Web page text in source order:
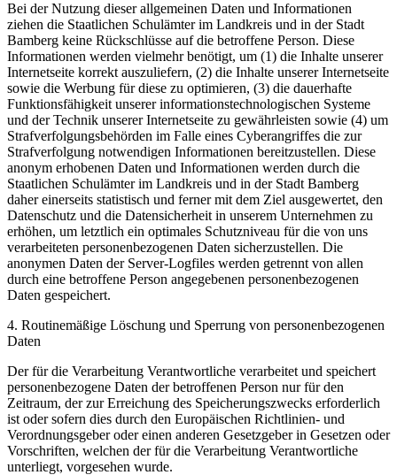
Bei der Nutzung dieser allgemeinen Daten und Informationen
ziehen die Staatlichen Schulämter im Landkreis und in der Stadt
Bamberg keine Rückschlüsse auf die betroffene Person. Diese
Informationen werden vielmehr benötigt, um (1) die Inhalte unserer
Internetseite korrekt auszuliefern, (2) die Inhalte unserer Internetseite
sowie die Werbung für diese zu optimieren, (3) die dauerhafte
Funktionsfähigkeit unserer informationstechnologischen Systeme
und der Technik unserer Internetseite zu gewährleisten sowie (4) um
Strafverfolgungsbehörden im Falle eines Cyberangriffes die zur
Strafverfolgung notwendigen Informationen bereitzustellen. Diese
anonym erhobenen Daten und Informationen werden durch die
Staatlichen Schulämter im Landkreis und in der Stadt Bamberg
daher einerseits statistisch und ferner mit dem Ziel ausgewertet, den
Datenschutz und die Datensicherheit in unserem Unternehmen zu
erhöhen, um letztlich ein optimales Schutzniveau für die von uns
verarbeiteten personenbezogenen Daten sicherzustellen. Die
anonymen Daten der Server-Logfiles werden getrennt von allen
durch eine betroffene Person angegebenen personenbezogenen
Daten gespeichert.
4. Routinemäßige Löschung und Sperrung von personenbezogenen
Daten
Der für die Verarbeitung Verantwortliche verarbeitet und speichert
personenbezogene Daten der betroffenen Person nur für den
Zeitraum, der zur Erreichung des Speicherungszwecks erforderlich
ist oder sofern dies durch den Europäischen Richtlinien- und
Verordnungsgeber oder einen anderen Gesetzgeber in Gesetzen oder
Vorschriften, welchen der für die Verarbeitung Verantwortliche
unterliegt, vorgesehen wurde.